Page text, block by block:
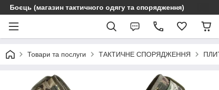
Боєць (магазин тактичного одягу та спорядження)
Товари та послуги ТАКТИЧНЕ СПОРЯДЖЕННЯ